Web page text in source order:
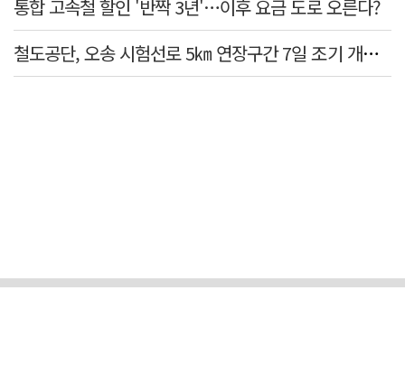
통합 고속철 할인 '반짝 3년'…이후 요금 도로 오른다?
철도공단, 오송 시험선로 5㎞ 연장구간 7일 조기 개통…LA 메트로 사업 지원